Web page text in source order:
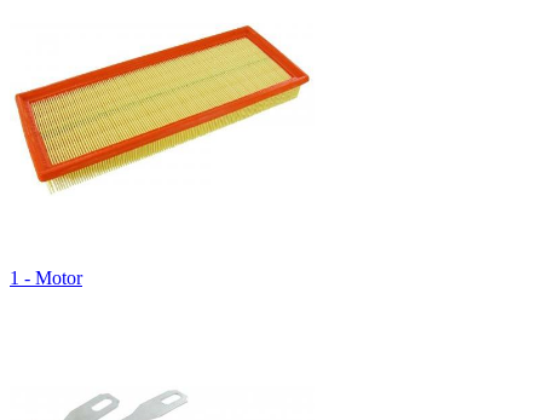
1 - Motor